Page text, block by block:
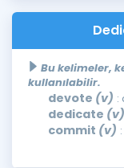
Bu kelimeler,
kullanılabilir.
devote (v) :
dedicate (v)
commit (v)